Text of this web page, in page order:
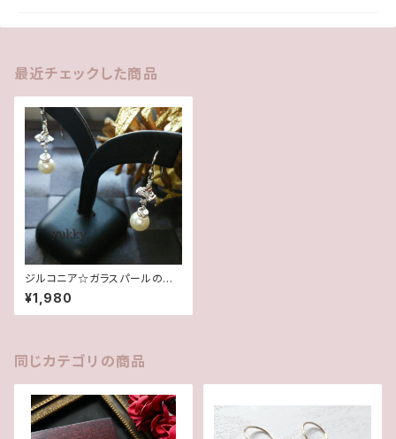
最近チェックした商品
ジルコニア☆ガラスパールのピ
アス
¥1,980
同じカテゴリの商品